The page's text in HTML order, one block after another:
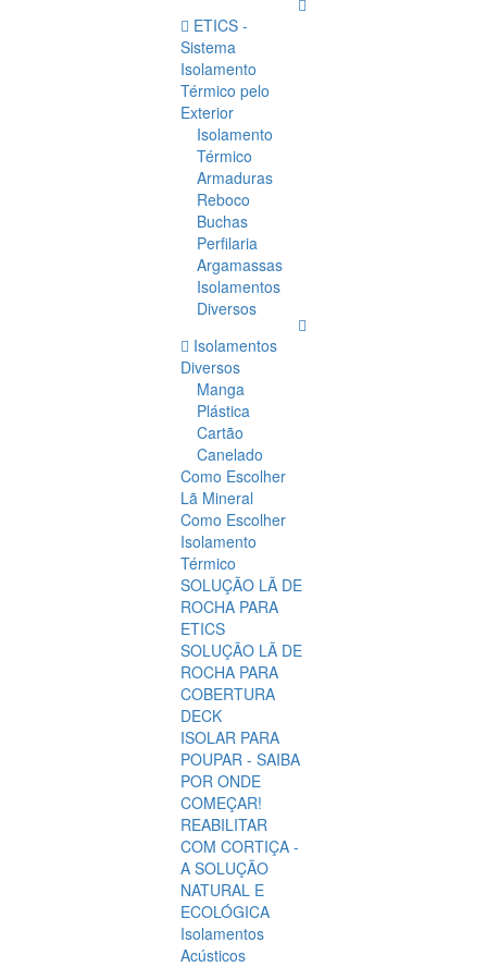
ETICS -
Sistema
Isolamento
Térmico pelo
Exterior
Isolamento
Térmico
Armaduras
Reboco
Buchas
Perfilaria
Argamassas
Isolamentos
Diversos
Isolamentos
Diversos
Manga
Plástica
Cartão
Canelado
Como Escolher
Lã Mineral
Como Escolher
Isolamento
Térmico
SOLUÇÃO LÃ DE
ROCHA PARA
ETICS
SOLUÇÃO LÃ DE
ROCHA PARA
COBERTURA
DECK
ISOLAR PARA
POUPAR - SAIBA
POR ONDE
COMEÇAR!
REABILITAR
COM CORTIÇA -
A SOLUÇÃO
NATURAL E
ECOLÓGICA
Isolamentos
Acústicos